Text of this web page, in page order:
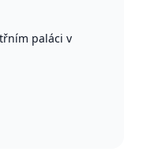
paláci v